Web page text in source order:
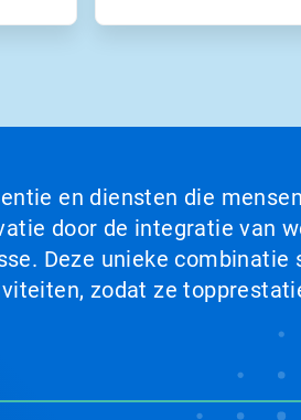
en diensten die
door de integratie van
Deze unieke combinatie
zodat ze